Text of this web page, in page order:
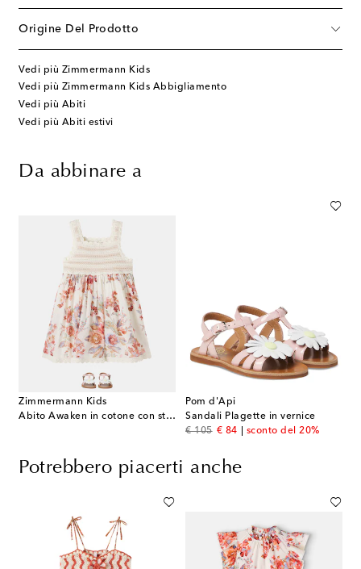
Origine Del Prodotto
Vedi più Zimmermann Kids
Vedi più Zimmermann Kids Abbigliamento
Vedi più Abiti
Vedi più Abiti estivi
Da abbinare a
Zimmermann Kids
Abito Awaken in cotone con stampa floreale
Pom d'Api
Sandali Plagette in vernice
€ 105
original price
€ 84
discount price
sconto del 20%
Potrebbero piacerti anche